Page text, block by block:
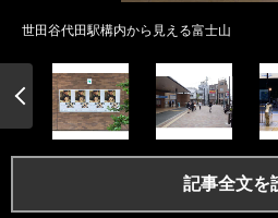
世田谷代田駅構内から見える富士山
記事全文を